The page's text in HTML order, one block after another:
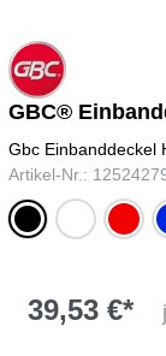
GBC®
Gbc Einbanddeckel
Artikel-Nr.:
schwarzweiß
39,53 €*